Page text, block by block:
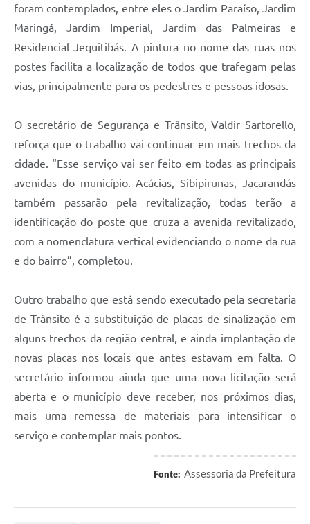
foram contemplados, entre eles o Jardim Paraíso, Jardim
Maringá, Jardim Imperial, Jardim das Palmeiras e
Residencial Jequitibás. A pintura no nome das ruas nos
postes facilita a localização de todos que trafegam pelas
vias, principalmente para os pedestres e pessoas idosas.
O secretário de Segurança e Trânsito, Valdir Sartorello,
reforça que o trabalho vai continuar em mais trechos da
cidade. “Esse serviço vai ser feito em todas as principais
avenidas do município. Acácias, Sibipirunas, Jacarandás
também passarão pela revitalização, todas terão a
identificação do poste que cruza a avenida revitalizado,
com a nomenclatura vertical evidenciando o nome da rua
e do bairro”, completou.
Outro trabalho que está sendo executado pela secretaria
de Trânsito é a substituição de placas de sinalização em
alguns trechos da região central, e ainda implantação de
novas placas nos locais que antes estavam em falta. O
secretário informou ainda que uma nova licitação será
aberta e o município deve receber, nos próximos dias,
mais uma remessa de materiais para intensificar o
serviço e contemplar mais pontos.
Fonte: Assessoria da Prefeitura